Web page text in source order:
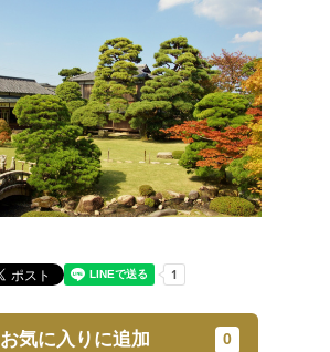
お気に入りに追加